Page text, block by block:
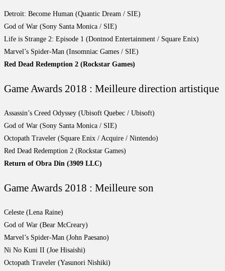
Detroit: Become Human (Quantic Dream / SIE)
God of War (Sony Santa Monica / SIE)
Life is Strange 2: Episode 1 (Dontnod Entertainment / Square Enix)
Marvel’s Spider-Man (Insomniac Games / SIE)
Red Dead Redemption 2 (Rockstar Games)
Game Awards 2018 : Meilleure direction artistique
Assassin’s Creed Odyssey (Ubisoft Quebec / Ubisoft)
God of War (Sony Santa Monica / SIE)
Octopath Traveler (Square Enix / Acquire / Nintendo)
Red Dead Redemption 2 (Rockstar Games)
Return of Obra Din (3909 LLC)
Game Awards 2018 : Meilleure son
Celeste (Lena Raine)
God of War (Bear McCreary)
Marvel’s Spider-Man (John Paesano)
Ni No Kuni II (Joe Hisaishi)
Octopath Traveler (Yasunori Nishiki)